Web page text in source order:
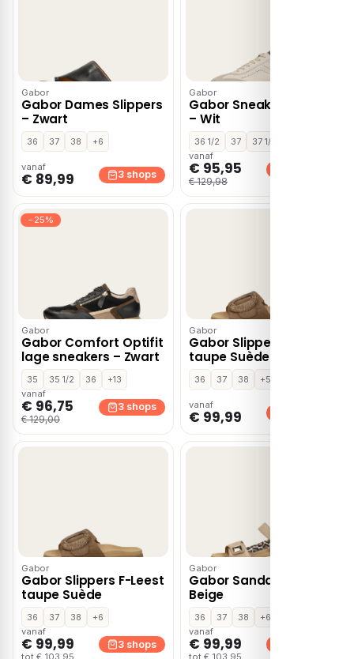
Gabor
Gabor Dames Slippers
– Zwart
36 37 38 +6
vanaf
€ 89,99 3 shops
Gabor
Gabor Sneakers Laag
– Wit
36 1/2 37 37 1/2
vanaf
€ 95,95
€ 129,98
−25%
Gabor
Gabor Comfort Optifit
lage sneakers – Zwart
35 35 1/2 36
+13
vanaf
€ 96,75
€ 129,00
3 shops
Gabor
Gabor Slippers F-Leest
taupe Suède
36 37 38 +5
vanaf
€ 99,99
Gabor
Gabor Slippers F-Leest
taupe Suède
36 37 38
+6
vanaf
€ 99,99 3 shops
Gabor
Gabor Sandalen Plat –
Beige
36 37 38
+6
vanaf
€ 99,99